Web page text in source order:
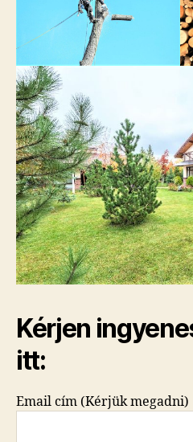
Kérjen
itt:
Email cím (Kérjük megadni)